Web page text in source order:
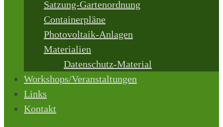
Satzung-Gartenordnung
Containerpläne
Photovoltaik-Anlagen
Materialien
Datenschutz-Material
Workshops/Veranstaltungen
Links
Kontakt